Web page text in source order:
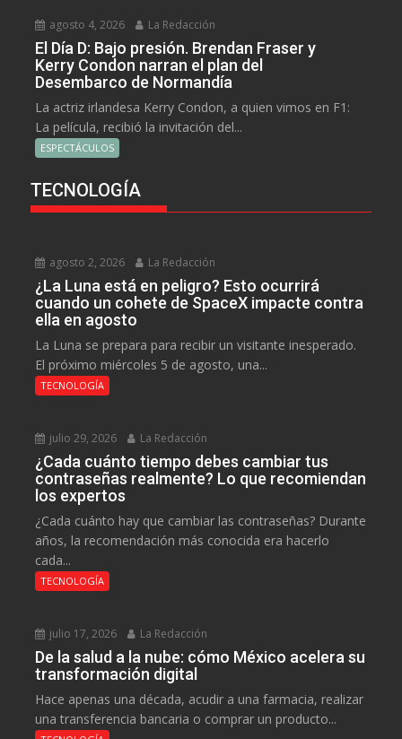
agosto 4, 2026 La Redacción
El Día D: Bajo presión. Brendan Fraser y
Kerry Condon narran el plan del
Desembarco de Normandía
La actriz irlandesa Kerry Condon, a quien vimos en F1:
La película, recibió la invitación del...
ESPECTÁCULOS
TECNOLOGÍA
agosto 2, 2026 La Redacción
¿La Luna está en peligro? Esto ocurrirá
cuando un cohete de SpaceX impacte contra
ella en agosto
La Luna se prepara para recibir un visitante inesperado.
El próximo miércoles 5 de agosto, una...
TECNOLOGÍA
julio 29, 2026 La Redacción
¿Cada cuánto tiempo debes cambiar tus
contraseñas realmente? Lo que recomiendan
los expertos
¿Cada cuánto hay que cambiar las contraseñas? Durante
años, la recomendación más conocida era hacerlo
cada...
TECNOLOGÍA
julio 17, 2026 La Redacción
De la salud a la nube: cómo México acelera su
transformación digital
Hace apenas una década, acudir a una farmacia, realizar
una transferencia bancaria o comprar un producto...